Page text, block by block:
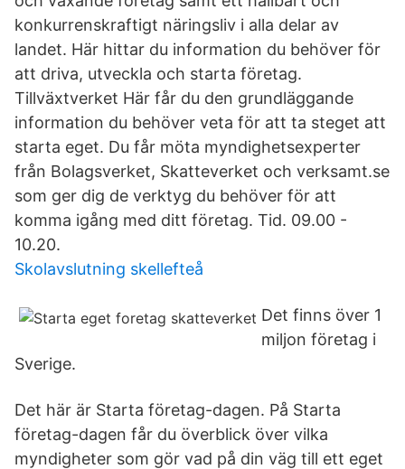
konkurrenskraftigt näringsliv i alla delar av
landet. Här hittar du information du behöver för
att driva, utveckla och starta företag.
Tillväxtverket Här får du den grundläggande
information du behöver veta för att ta steget att
starta eget. Du får möta myndighetsexperter
från Bolagsverket, Skatteverket och verksamt.se
som ger dig de verktyg du behöver för att
komma igång med ditt företag. Tid. 09.00 -
10.20.
Skolavslutning skellefteå
Det finns över 1
miljon företag i
Sverige.
Det här är Starta företag-dagen. På Starta
företag-dagen får du överblick över vilka
myndigheter som gör vad på din väg till ett eget